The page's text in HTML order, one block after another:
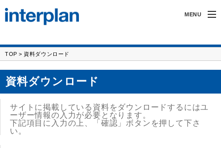
MENU
インタープランについて
無線製品・受託開発
サポート
採用情報
TOP > 資料ダウンロード
資料ダウンロード
サイトに掲載している資料をダウンロードするにはユ
ーザー情報の入力が必要となります。
下記項目に入力の上、「確認」ボタンを押して下さ
い。